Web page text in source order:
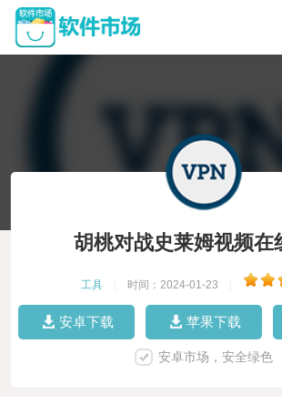
胡桃对战史莱姆视频在
工具 时间：2024-01-23
安卓下载 苹果下载
安卓市场，安全绿色